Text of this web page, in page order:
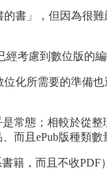
書」，但因為很
考慮到數位版的
化所需要的準備
常態；相較於從
而且ePub版種類數
籍，而且不收